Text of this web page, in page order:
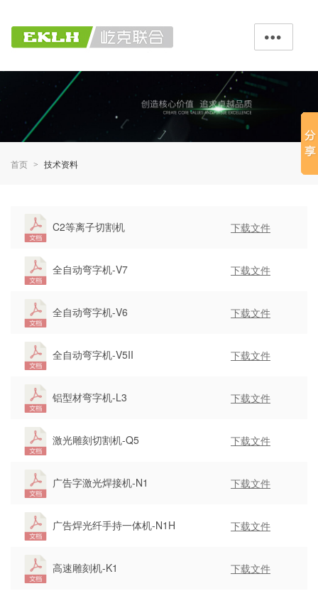

首页 > 技术资料
C2等离子切割机 下载文件
全自动弯字机-V7 下载文件
全自动弯字机-V6 下载文件
全自动弯字机-V5II 下载文件
铝型材弯字机-L3 下载文件
激光雕刻切割机-Q5 下载文件
广告字激光焊接机-N1 下载文件
广告焊光纤手持一体机-N1H 下载文件
高速雕刻机-K1 下载文件